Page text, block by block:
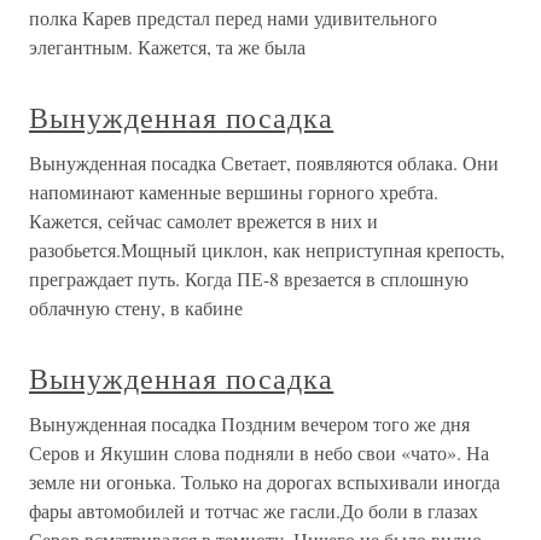
полка Карев предстал перед нами удивительного
элегантным. Кажется, та же была
Вынужденная посадка
Вынужденная посадка Светает, появляются облака. Они
напоминают каменные вершины горного хребта.
Кажется, сейчас самолет врежется в них и
разобьется.Мощный циклон, как неприступная крепость,
преграждает путь. Когда ПЕ-8 врезается в сплошную
облачную стену, в кабине
Вынужденная посадка
Вынужденная посадка Поздним вечером того же дня
Серов и Якушин слова подняли в небо свои «чато». На
земле ни огонька. Только на дорогах вспыхивали иногда
фары автомобилей и тотчас же гасли.До боли в глазах